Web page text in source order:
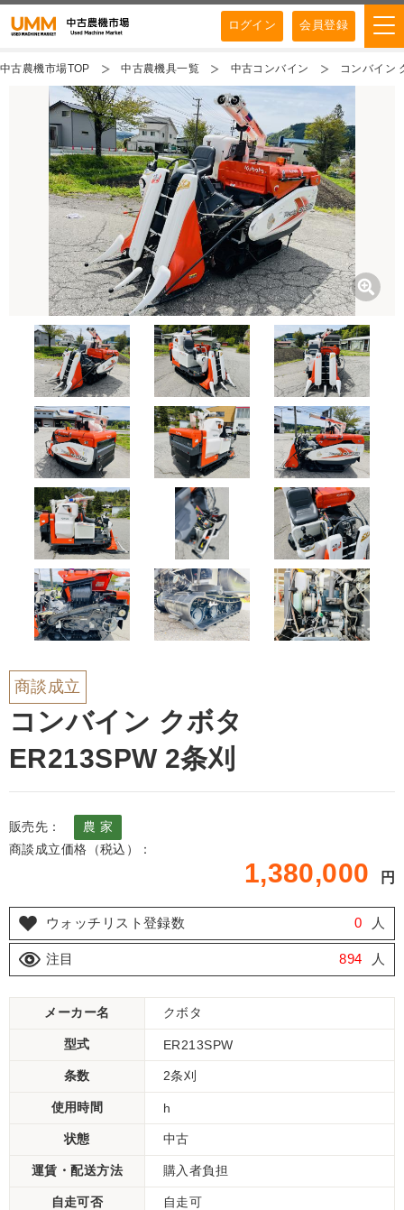
ログイン 会員登録
中古農機市場TOP 中古農機具一覧 中古コンバイン コンバイン
商談成立
コンバイン クボタ
ER213SPW 2条刈
販売先：
農 家
商談成立価格（税込）：
1,380,000 円
ウォッチリスト登録数 0 人
注目 894 人
メーカー名 クボタ
型式 ER213SPW
条数 2条刈
使用時間 h
状態 中古
運賃・配送方法 購入者負担
自走可否 自走可